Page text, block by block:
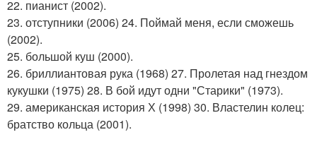
22. пианист (2002).
23. отступники (2006) 24. Поймай меня, если сможешь
(2002).
25. большой куш (2000).
26. бриллиантовая рука (1968) 27. Пролетая над гнездом
кукушки (1975) 28. В бой идут одни "Старики" (1973).
29. американская история Х (1998) 30. Властелин колец:
братство кольца (2001).